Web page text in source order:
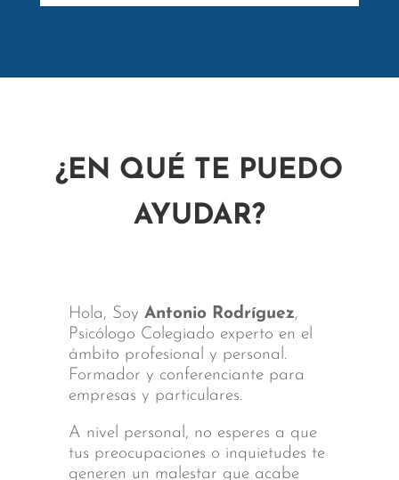
¿EN QUÉ TE PUEDO
AYUDAR?
Hola, Soy Antonio Rodríguez,
Psicólogo Colegiado experto en el
ámbito profesional y personal.
Formador y conferenciante para
empresas y particulares.
A nivel personal, no esperes a que
tus preocupaciones o inquietudes te
generen un malestar que acabe